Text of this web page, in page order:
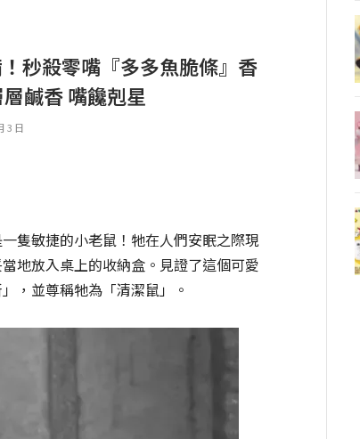
秒殺零嘴『多多魚脆條』香
鹹香 嘴饞剋星
3 日
隻敏捷的小老鼠！牠在人們安眠之際現
地放入桌上的收納盒。見證了這個可愛
，並尊稱牠為「清潔鼠」。